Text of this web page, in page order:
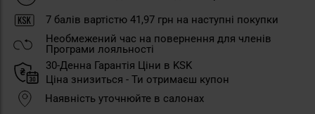
7 балів вартістю 41,97 грн на наступні покупки
Необмежений час на повернення для членів
Програми лояльності
30-Денна Гарантія Ціни в KSK
Ціна знизиться - Ти отримаєш купон
Наявність уточнюйте в салонах